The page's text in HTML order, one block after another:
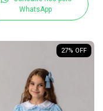
WhatsApp
27% OFF